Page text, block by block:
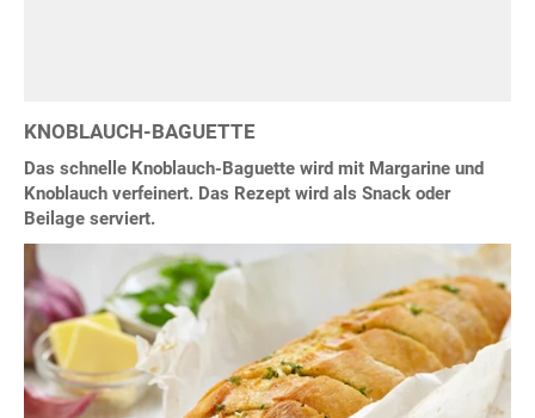
KNOBLAUCH-BAGUETTE
Das schnelle Knoblauch-Baguette wird mit Margarine und
Knoblauch verfeinert. Das Rezept wird als Snack oder
Beilage serviert.